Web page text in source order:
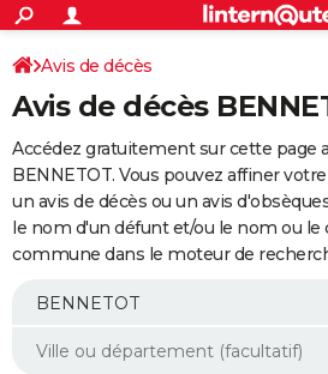
ACTUALITÉS
Politique
Société
Faits Divers
Education
Monde
Villes
+
SPORT
Coupe du monde 2026
Football
Tennis
Cyclisme
Rugby
Forum
Programme TV
TNT
Streaming
Cinéma
Sorties cinéma
Musique
+
FINANCE
Impôts
Immobilier
Risques naturels par ville
Banque
Assurance
Crédit
AUTO
Essais
Réserver un essai
Citadines
Berlines
SUV
Forum auto
+
Mobiles
Meilleur smartphone
Internet
Ordinateurs
Jeux vidéo
Guide high-tech
Aménagement intérieur
Avis de décès
Avis de décès
Accédez gratuitement sur cette page
BENNETOT. Vous pouvez affiner
un avis de décès ou un avis
le nom d'un défunt et/ou le nom ou le
commune dans le moteur de